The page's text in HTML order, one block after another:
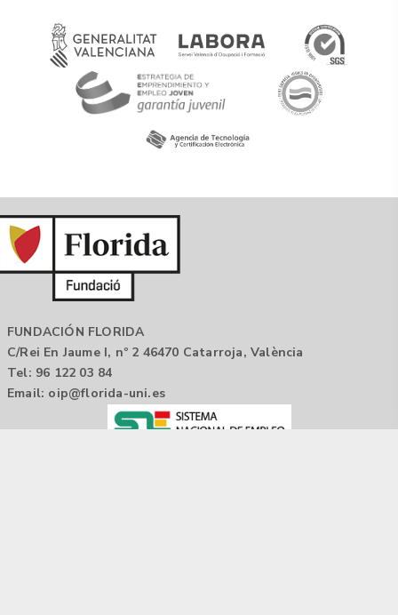
FUNDACIÓN FLORIDA
C/Rei En Jaume I, nº 2 46470 Catarroja, València
Tel: 96 122 03 84
Email: oip@florida-uni.es